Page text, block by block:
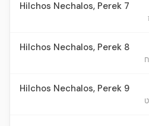
Hilchos Nechalos, Perek 7
Hilchos Nechalos, Perek 8
Hilchos Nechalos, Perek 9